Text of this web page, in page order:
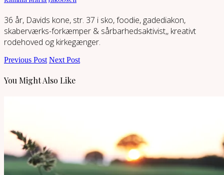
36 år, Davids kone, str. 37 i sko, foodie, gadediakon,
skaberværks-forkæmper & sårbarhedsaktivist,, kreativt
rodehoved og kirkegænger.
Previous Post Next Post
You Might Also Like